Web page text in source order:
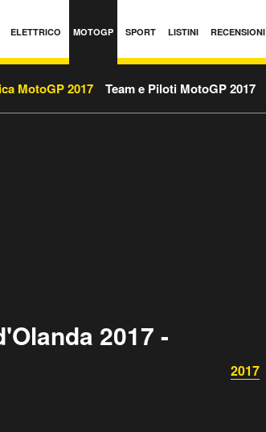
ELETTRICO MOTOGP SPORT LISTINI RECENSIONI
MotoGP 2017 Team e Piloti MotoGP 2017
2017 -
2017